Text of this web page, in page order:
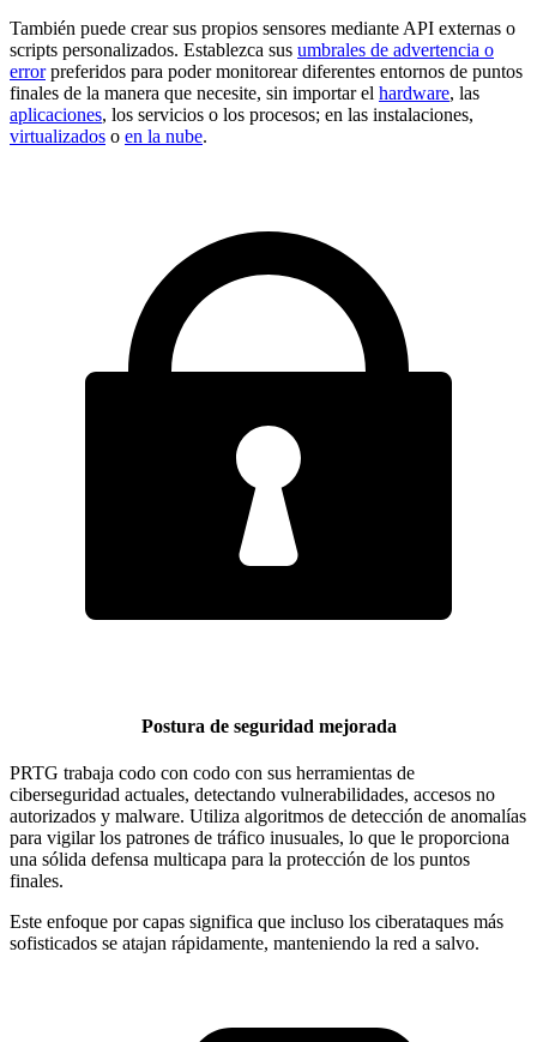
También puede crear sus propios sensores mediante API externas o
scripts personalizados. Establezca sus umbrales de advertencia o
errorpreferidos para poder monitorear diferentes entornos de puntos
finales de la manera que necesite, sin importar el hardware, las
aplicaciones, los servicios o los procesos; en las instalaciones,
virtualizados o en la nube.
Postura de seguridad mejorada
PRTG trabaja codo con codo con sus herramientas de
ciberseguridad actuales, detectando vulnerabilidades, accesos no
autorizados y malware. Utiliza algoritmos de detección de anomalías
para vigilar los patrones de tráfico inusuales, lo que le proporciona
una sólida defensa multicapa para la protección de los puntos
finales.
Este enfoque por capas significa que incluso los ciberataques más
sofisticados se atajan rápidamente, manteniendo la red a salvo.